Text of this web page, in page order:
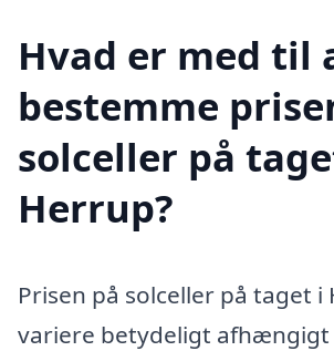
Hvad er med til
bestemme
solceller på
Herrup?
Prisen på solceller på taget i
variere betydeligt afhængigt